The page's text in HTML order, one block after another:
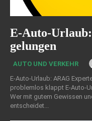
E-Auto-
gelungen
AUTO UND VERKEHR
E-Auto-Urlaub: ARAG
problemlos klappt E-Auto-Urlaub: Klimaschonend, dazu preisgünstig:
Wer mit gutem Gewissen
entscheidet...